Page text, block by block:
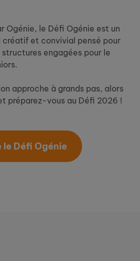
Ogénie, le Défi Ogénie est un
créatif et convivial pensé pour
engagées pour le
approche à grands pas, alors
préparez-vous au Défi 2026 !
Défi Ogénie